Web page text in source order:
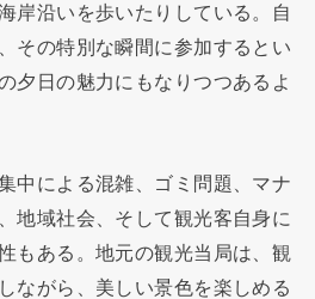
岸沿いを歩いたりしている。自
その特別な瞬間に参加するとい
夕日の魅力にもなりつつあるよ
中による混雑、ゴミ問題、マナ
地域社会、そして観光客自身に
もある。地元の観光当局は、観
ながら、美しい景色を楽しめる